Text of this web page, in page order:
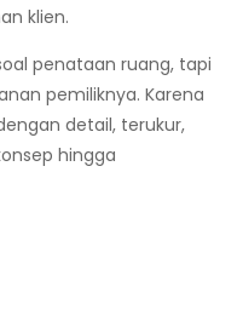
klien.
penataan ruang, tapi
pemiliknya. Karena
detail, terukur,
hingga